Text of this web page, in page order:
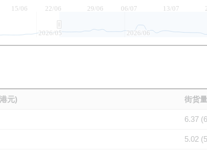
15/06 29/06 13/07
22/06 06/07
2026/05 2026/06
元) 街货
6.37
5.02